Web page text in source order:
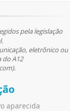
pela legislação
eletrônico ou
do A12
aparecida